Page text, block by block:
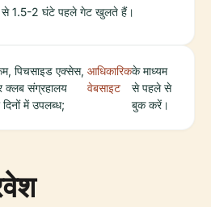
1.5-2 घंटे पहले गेट खुलते हैं।
पिचसाइड एक्सेस,
क्लब संग्रहालय
में उपलब्ध;
आधिकारिक
वेबसाइट
के माध्यम
से पहले से
बुक करें।